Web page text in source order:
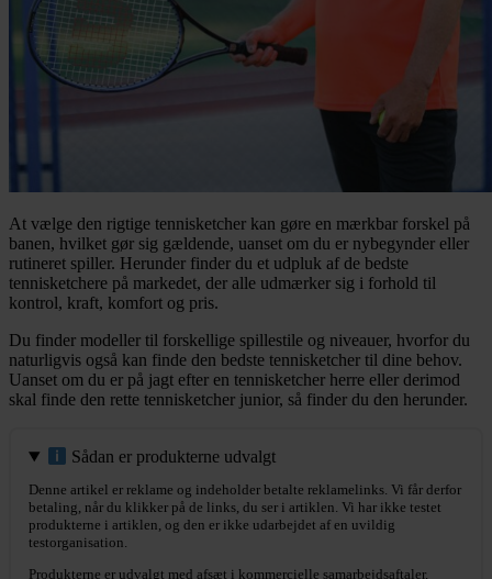
At vælge den rigtige tennisketcher kan gøre en mærkbar forskel på
banen, hvilket gør sig gældende, uanset om du er nybegynder eller
rutineret spiller. Herunder finder du et udpluk af de bedste
tennisketchere på markedet, der alle udmærker sig i forhold til
kontrol, kraft, komfort og pris.
Du finder modeller til forskellige spillestile og niveauer, hvorfor du
naturligvis også kan finde den bedste tennisketcher til dine behov.
Uanset om du er på jagt efter en tennisketcher herre eller derimod
skal finde den rette tennisketcher junior, så finder du den herunder.
Sådan er produkterne udvalgt
Denne artikel er reklame og indeholder betalte reklamelinks. Vi får derfor
betaling, når du klikker på de links, du ser i artiklen. Vi har ikke testet
produkterne i artiklen, og den er ikke udarbejdet af en uvildig
testorganisation.
Produkterne er udvalgt med afsæt i kommercielle samarbejdsaftaler,